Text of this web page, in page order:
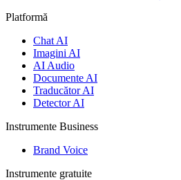
Platformă
Chat AI
Imagini AI
AI Audio
Documente AI
Traducător AI
Detector AI
Instrumente Business
Brand Voice
Instrumente gratuite